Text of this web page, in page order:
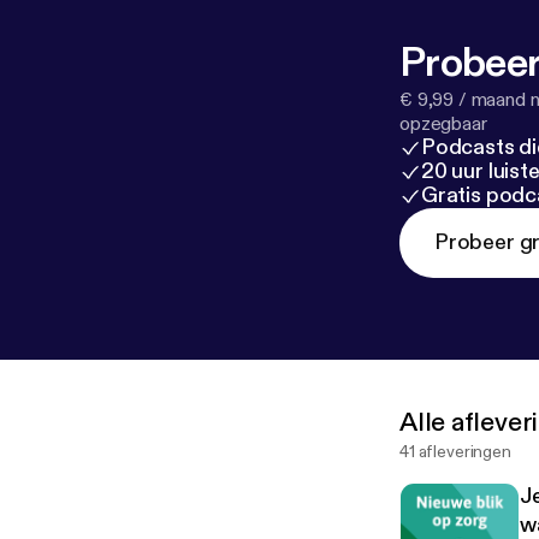
€ 9,99 / maand
opzegbaar
Podcasts
20 uur
Gratis
Probeer
Alle
41 afleveringen